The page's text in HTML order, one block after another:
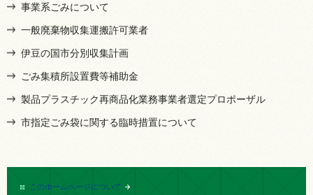
事業系ごみについて
一般廃棄物収集運搬許可業者
伊豆の国市分別収集計画
ごみ集積所設置費等補助金
製品プラスチック再商品化業務事業者選定プロポーザル
市指定ごみ袋に関する臨時措置について
このホームページについて